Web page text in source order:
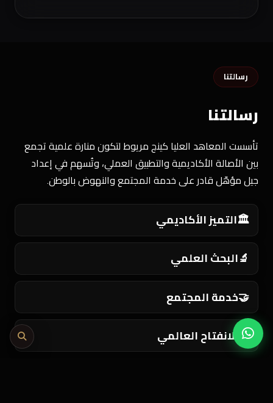
رسالتنا
رسالتنا
تأسست المعاهد العليا كينج مريوط لتكون منارة علمية تجمع
بين الأصالة الأكاديمية والتطبيق العملي، وتُسهم في إعداد
جيل مؤهّل قادر على خدمة المجتمع والنهوض بالوطن.
🏛️التميز الأكاديمي
🔬 البحث العلمي
🤝خدمة المجتمع
🌍 الانفتاح العالمي